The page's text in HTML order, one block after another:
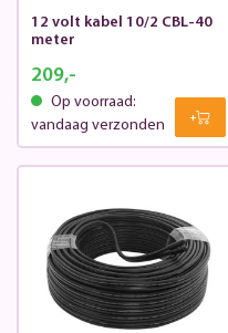
12 volt kabel 10/2 CBL-40
meter
209,-
Op voorraad:
vandaag verzonden